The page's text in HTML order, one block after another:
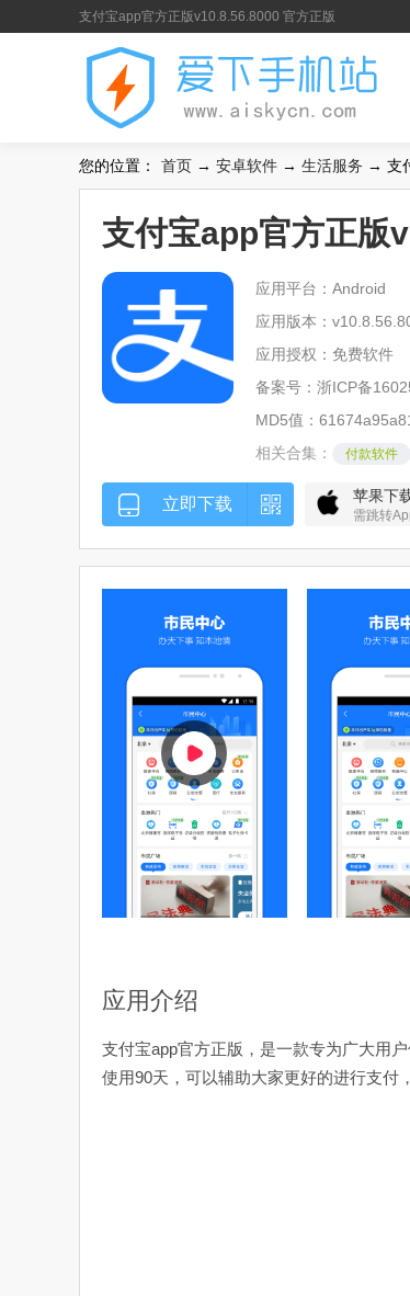
支付宝app官方正版v10.8.56.8000 官方正版
您的位置： 首页 → 安卓软件 → 生活服务 → 支
支付宝app官方正版
应用平台：Android
应用版本：
应用授权：免费软件
备案号： 浙ICP备
MD5值：
相关合集：
付款软件
立即下载 苹果下
需跳转
应用介绍
支付宝app官方正版，是一款专为广大用
使用90天，可以辅助大家更好的进行支付